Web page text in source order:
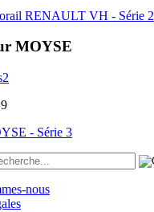
RENAULT VH - Série 2
MOYSE
- Série 3
nous